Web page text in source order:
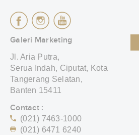
Galeri Marketing
Jl. Aria Putra,
Serua Indah, Ciputat, Kota
Tangerang Selatan,
Banten 15411
Contact :
(021) 7463-1000
(021) 6471 6240